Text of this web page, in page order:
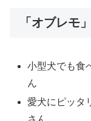
「オブレモ
小型犬でも食
ん
愛犬にピッタ
さん